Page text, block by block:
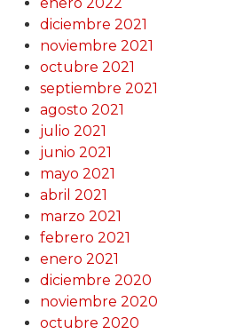
diciembre 2021
noviembre 2021
octubre 2021
septiembre 2021
agosto 2021
julio 2021
junio 2021
mayo 2021
abril 2021
marzo 2021
febrero 2021
enero 2021
diciembre 2020
noviembre 2020
octubre 2020